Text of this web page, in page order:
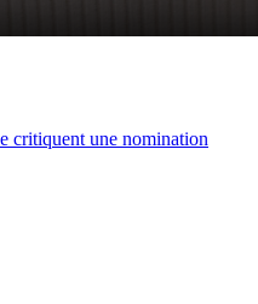
critiquent une nomination